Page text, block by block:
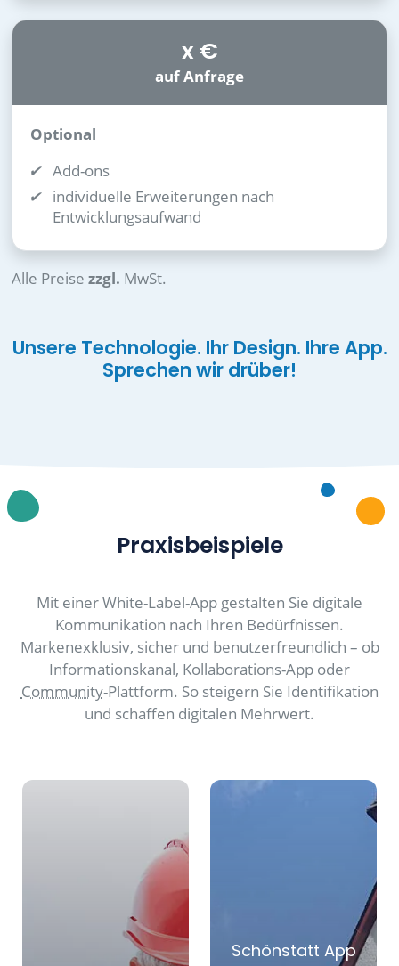
x €
auf Anfrage
Optional
Add-ons
individuelle Erweiterungen nach
Entwicklungsaufwand
Alle Preise zzgl. MwSt.
Unsere Technologie. Ihr Design. Ihre App.
Sprechen wir drüber!
Praxisbeispiele
Mit einer White-Label-App gestalten Sie digitale
Kommunikation nach Ihren Bedürfnissen.
Markenexklusiv, sicher und benutzerfreundlich – ob
Informationskanal, Kollaborations-App oder
Community-Plattform. So steigern Sie Identifikation
und schaffen digitalen Mehrwert.
Schönstatt App